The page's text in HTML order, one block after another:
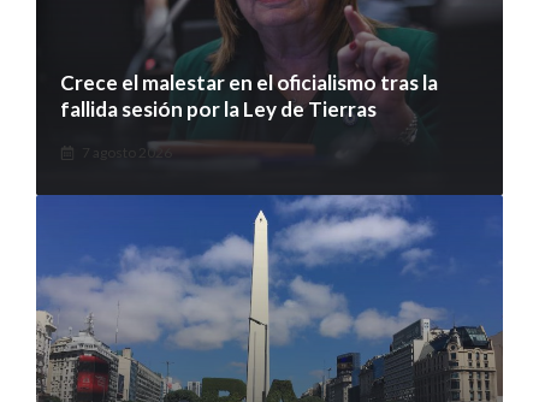
Crece el malestar en el oficialismo tras la
fallida sesión por la Ley de Tierras
7 agosto 2026